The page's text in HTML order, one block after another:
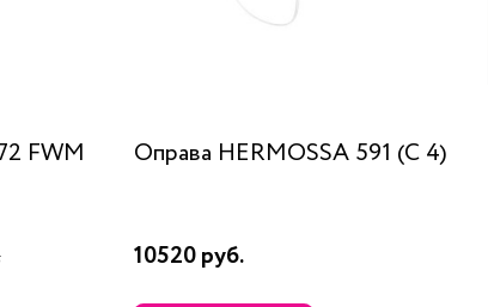
FWM Оправа HERMOSSA 591 (C 4)
10520 руб.